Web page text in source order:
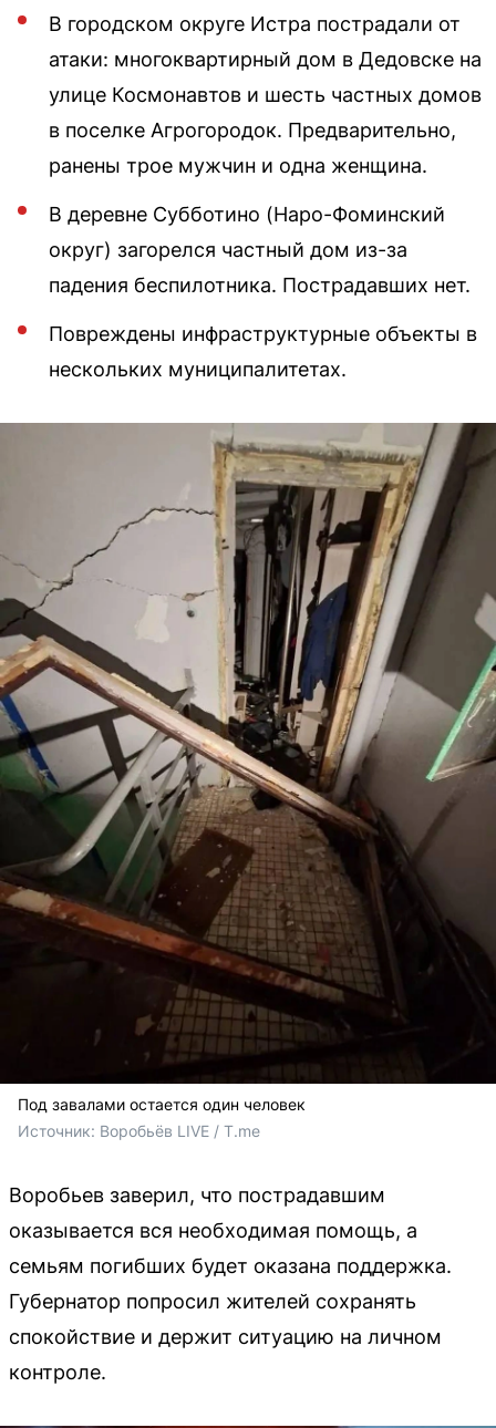
В городском округе Истра пострадали от
атаки: многоквартирный дом в Дедовске на
улице Космонавтов и шесть частных домов
в поселке Агрогородок. Предварительно,
ранены трое мужчин и одна женщина.
В деревне Субботино (Наро-Фоминский
округ) загорелся частный дом из-за
падения беспилотника. Пострадавших нет.
Повреждены инфраструктурные объекты в
нескольких муниципалитетах.
Под завалами остается один человек
Источник: Воробьёв LIVE / T.me
Воробьев заверил, что пострадавшим
оказывается вся необходимая помощь, а
семьям погибших будет оказана поддержка.
Губернатор попросил жителей сохранять
спокойствие и держит ситуацию на личном
контроле.